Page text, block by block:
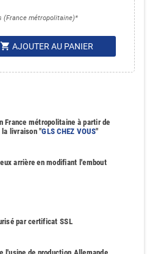
(France métropolitaine)*
shopping_cart AJOUTER AU PANIER
France métropolitaine à partir de
la livraison "GLS CHEZ VOUS"
arrière en modifiant l'embout
par certificat SSL